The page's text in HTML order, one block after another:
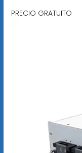
PRECIO GRATUITO